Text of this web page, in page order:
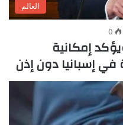
العالم
0
إمكانية
في إسبانيا دون إذن